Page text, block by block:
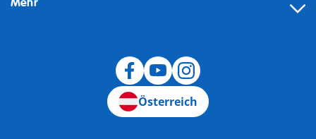
Mehr
Österreich